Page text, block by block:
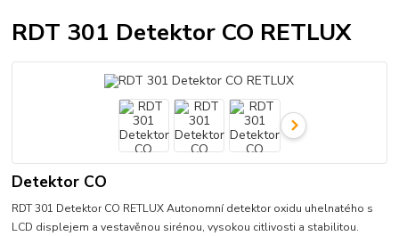
RDT 301 Detektor CO RETLUX
Detektor CO
RDT 301 Detektor CO RETLUX Autonomní detektor oxidu uhelnatého s
LCD displejem a vestavěnou sirénou, vysokou citlivosti a stabilitou.